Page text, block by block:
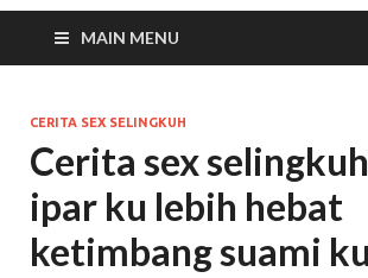
MAIN MENU
CERITA SEX SELINGKUH
Cerita sex
ipar ku lebih hebat
ketimbang suami ku